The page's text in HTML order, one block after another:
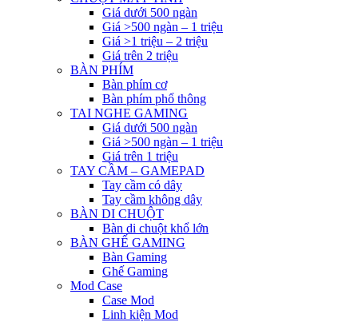
Giá dưới 500 ngàn
Giá >500 ngàn – 1 triệu
Giá >1 triệu – 2 triệu
Giá trên 2 triệu
BÀN PHÍM
Bàn phím cơ
Bàn phím phổ thông
TAI NGHE GAMING
Giá dưới 500 ngàn
Giá >500 ngàn – 1 triệu
Giá trên 1 triệu
TAY CẦM – GAMEPAD
Tay cầm có dây
Tay cầm không dây
BÀN DI CHUỘT
Bàn di chuột khổ lớn
BÀN GHẾ GAMING
Bàn Gaming
Ghế Gaming
Mod Case
Case Mod
Linh kiện Mod